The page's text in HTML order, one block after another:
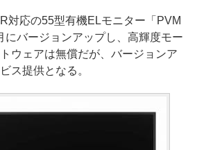
対応の55型有機ELモニター「PVM
にバージョンアップし、高輝度モー
ウェアは無償だが、バージョンア
ス提供となる。